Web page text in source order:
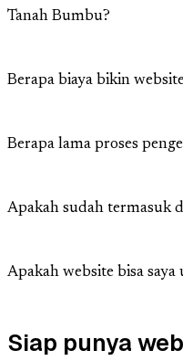
Tanah Bumbu?
Berapa biaya bikin
Berapa lama proses
Apakah sudah termasuk
Apakah website bisa saya
Siap punya